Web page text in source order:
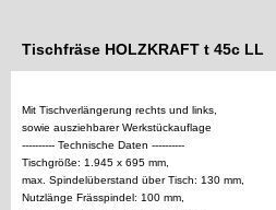
Tischfräse HOLZKRAFT t 45c LL
Mit Tischverlängerung rechts und links,
sowie ausziehbarer Werkstückauflage
---------- Technische Daten ----------
Tischgröße: 1.945 x 695 mm,
max. Spindelüberstand über Tisch: 130 mm,
Nutzlänge Frässpindel: 100 mm,